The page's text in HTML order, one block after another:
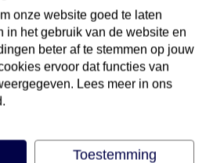
onze website goed te laten
in het gebruik van de website en
beter af te stemmen op jouw
ervoor dat functies van
Lees meer in ons
Toestemming